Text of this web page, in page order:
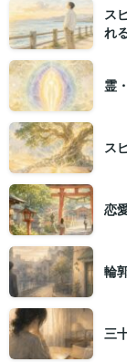
ス
れ
霊
ス
恋
輪
三